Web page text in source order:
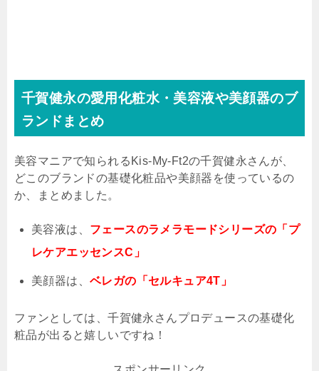
千賀健永の愛用化粧水・美容液や美顔器のブ
ランドまとめ
美容マニアで知られる Kis-My-Ft2の千賀健永さんが、
どこのブランドの基礎化粧品や美顔器を使っているの
か、まとめました。
美容液は、 フェースのラメラモードシリーズの「プ
レケアエッセンスC」
美顔器は、 ベレガの「セルキュア4T」
ファンとしては、千賀健永さんプロデュースの基礎化
粧品が出ると嬉しいですね！